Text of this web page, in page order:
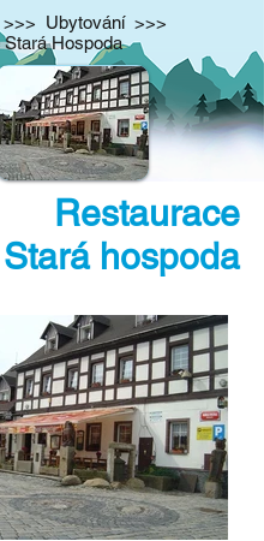
>>> Ubytování>>>
Hospoda
Restaurace
Stará hospoda